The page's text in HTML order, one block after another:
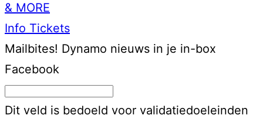
& MORE
Info Tickets
Mailbites! Dynamo nieuws in je in-box
Facebook
Dit veld is bedoeld voor validatiedoeleinden